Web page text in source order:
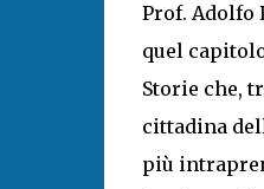
Prof. Adolfo
quel
Storie che,
cittadina
più